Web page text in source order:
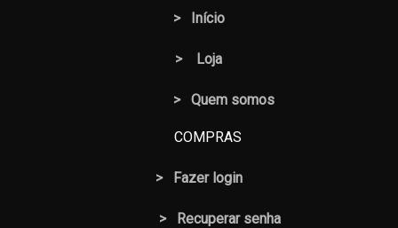
> Início
> Loja
> Quem somos
COMPRAS
> Fazer login
> Recuperar senha